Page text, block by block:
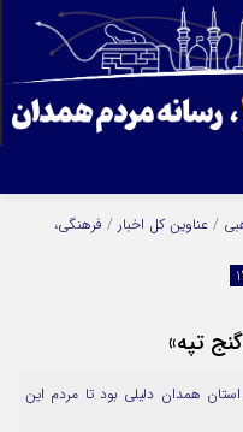
تلگرام
/ عناوین کل اخبار / فرهنگی،
تپه»
همدان دلیلی بود تا مردم این